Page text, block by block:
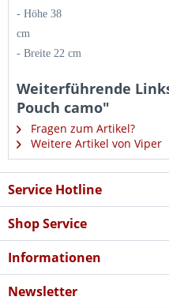
- Höhe 38
- Breite 22 cm
Weiterführende
Pouch camo"
Fragen zum Artikel?
Weitere Artikel von Viper
Service Hotline
Shop Service
Informationen
Newsletter